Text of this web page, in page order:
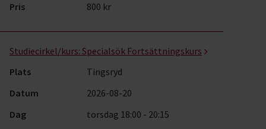
Pris
800 kr
Studiecirkel/kurs: Specialsök Fortsättningskurs
Plats
Tingsryd
Datum
2026-08-20
Dag
torsdag 18:00 - 20:15